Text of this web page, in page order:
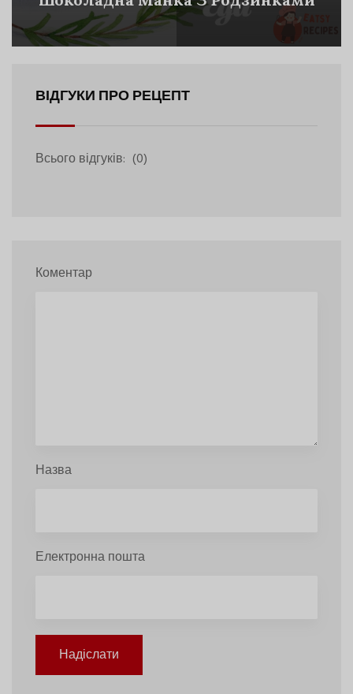
ВІДГУКИ ПРО РЕЦЕПТ
Всього відгуків: (0)
Коментар
Назва
Електронна пошта
Надіслати